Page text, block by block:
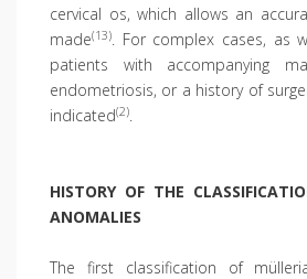
cervical os, which allows an
made(13). For complex cases, as
patients with accompanying
endometriosis, or a history of
indicated(2).
HISTORY OF THE
ANOMALIES
The first classification of